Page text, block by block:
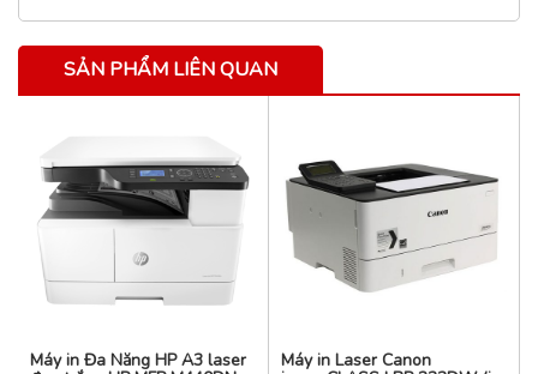
SẢN PHẨM LIÊN QUAN
Máy in Đa Năng HP A3 laser Máy in Laser Canon